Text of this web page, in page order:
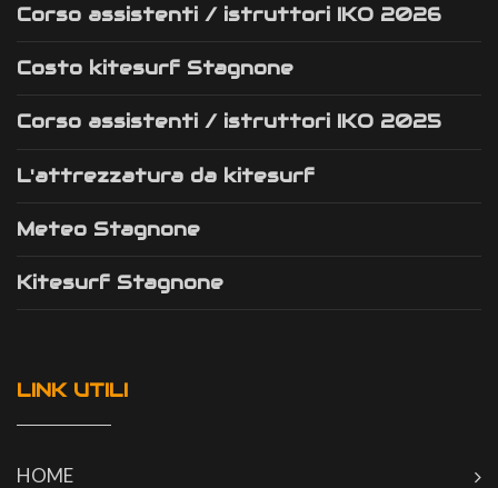
Corso assistenti / istruttori IKO 2026
Costo kitesurf Stagnone
Corso assistenti / istruttori IKO 2025
L'attrezzatura da kitesurf
Meteo Stagnone
Kitesurf Stagnone
LINK UTILI
HOME